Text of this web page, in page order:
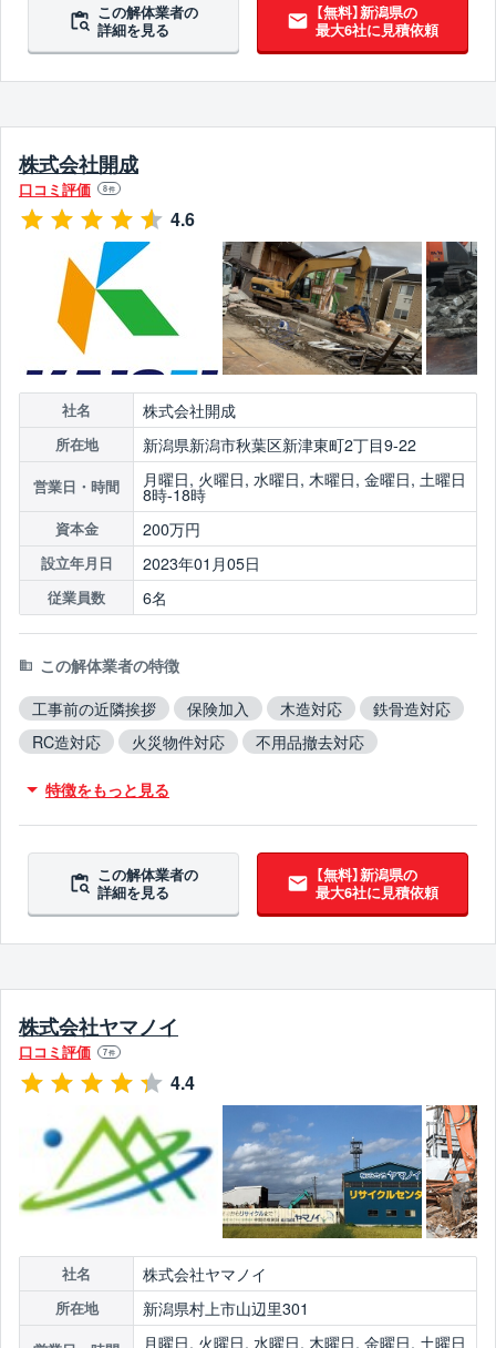
この解体業者の
詳細を見る
【無料】新潟県の
最大6社に見積依頼
株式会社開成
口コミ評価 8件
4.6
社名 株式会社開成
所在地 新潟県新潟市秋葉区新津東町2丁目9-22
営業日・時間 月曜日, 火曜日, 水曜日, 木曜日, 金曜日, 土曜日
8時-18時
資本金 200万円
設立年月日 2023年01月05日
従業員数 6名
この解体業者の特徴
工事前の近隣挨拶
保険加入 木造対応
鉄骨造対応
RC造対応
火災物件対応
不用品撤去対応
特徴をもっと見る
この解体業者の
詳細を見る
【無料】新潟県の
最大6社に見積依頼
株式会社ヤマノイ
口コミ評価 7件
4.4
社名 株式会社ヤマノイ
所在地 新潟県村上市山辺里301
月曜日, 火曜日, 水曜日, 木曜日, 金曜日, 土曜日